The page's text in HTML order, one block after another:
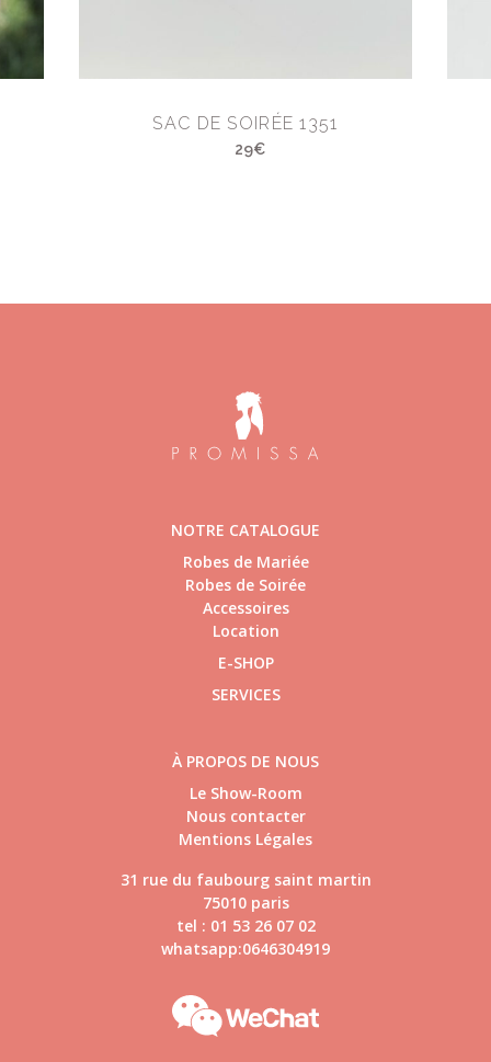
SAC DE SOIRÉE 1351
29€
NOTRE CATALOGUE
Robes de Mariée
Robes de Soirée
Accessoires
Location
E-SHOP
SERVICES
À PROPOS DE NOUS
Le Show-Room
Nous contacter
Mentions Légales
31 rue du faubourg saint martin
75010 paris
tel : 01 53 26 07 02
whatsapp:0646304919